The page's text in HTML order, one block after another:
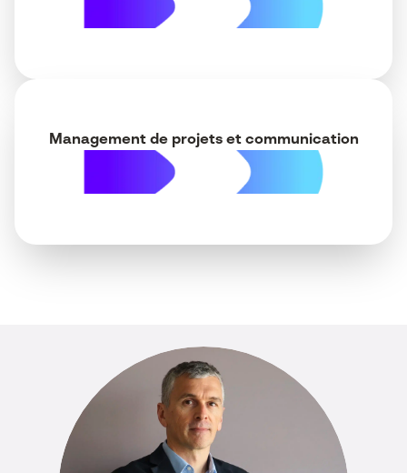
Management de projets et communication